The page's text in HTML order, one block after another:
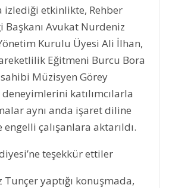
izlediği etkinlikte, Rehber
Başkanı Avukat Nurdeniz
Kurulu Üyesi Ali İlhan,
Eğitmeni Burcu Bora
Müzisyen Görey
katılımcılarla
aynı anda işaret diline
çalışanlara aktarıldı.
teşekkür ettiler
yaptığı konuşmada,